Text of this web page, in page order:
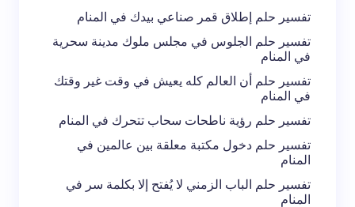
تفسير حلم إطلاق قمر صناعي بيدك في المنام
تفسير حلم الجلوس في مجلس ملوك مدينة سحرية
في المنام
تفسير حلم أن العالم كله يعيش في وقت غير وقتك
في المنام
تفسير حلم رؤية ناطحات سحاب تتحرك في المنام
تفسير حلم دخول مكتبة معلقة بين عالمين في
المنام
تفسير حلم الباب الزمني لا يُفتح إلا بكلمة سر في
المنام